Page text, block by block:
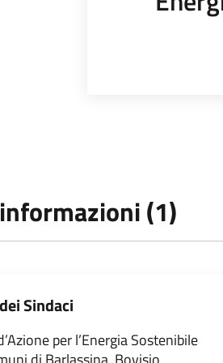
(1)
Sindaci
per l’Energia Sostenibile